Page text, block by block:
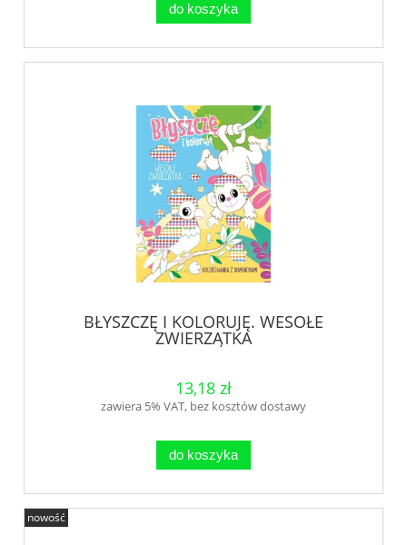
do koszyka
BŁYSZCZĘ I KOLORUJĘ. WESOŁE
ZWIERZĄTKA
13,18 zł
zawiera 5% VAT, bez kosztów dostawy
do koszyka
nowość